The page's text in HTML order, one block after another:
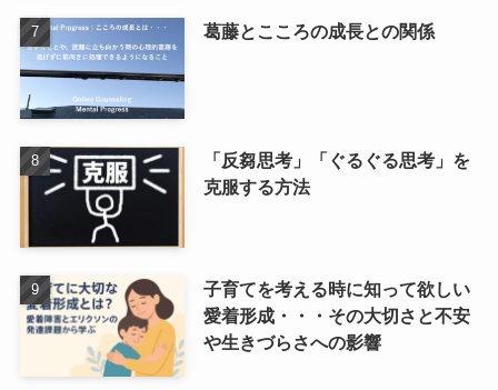
葛藤とこころの成長との関係
「反芻思考」「ぐるぐる思考」を
克服する方法
子育てを考える時に知って欲しい
愛着形成・・・その大切さと不安
や生きづらさへの影響